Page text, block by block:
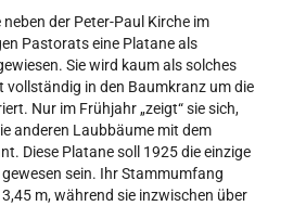
der Peter-Paul Kirche im
Pastorats eine Platane als
Sie wird kaum als solches
vollständig in den Baumkranz um die
Nur im Frühjahr „zeigt“ sie sich,
anderen Laubbäume mit dem
Diese Platane soll 1925 die einzige
sein. Ihr Stammumfang
m, während sie inzwischen über